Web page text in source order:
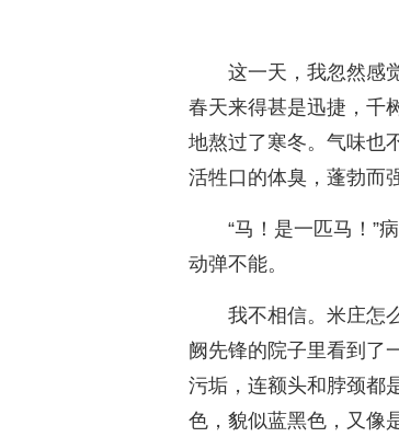
这一天，我忽然感
春天来得甚是迅捷，千
地熬过了寒冬。气味也
活牲口的体臭，蓬勃而
“马！是一匹马！”
动弹不能。
我不相信。米庄怎
阙先锋的院子里看到了
污垢，连额头和脖颈都
色，貌似蓝黑色，又像